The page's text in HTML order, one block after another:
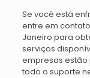
Se você está
entre em
Janeiro para
serviços
empresas
todo o suporte